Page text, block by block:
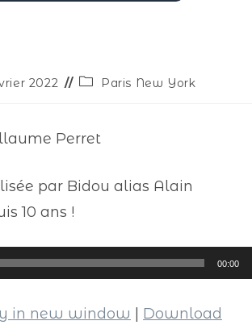
2022 Paris New York
Perret
par Bidou alias Alain
10 ans !
00:00
in new window Download